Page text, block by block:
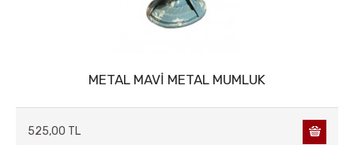
METAL MAVİ METAL MUMLUK
525,00 TL